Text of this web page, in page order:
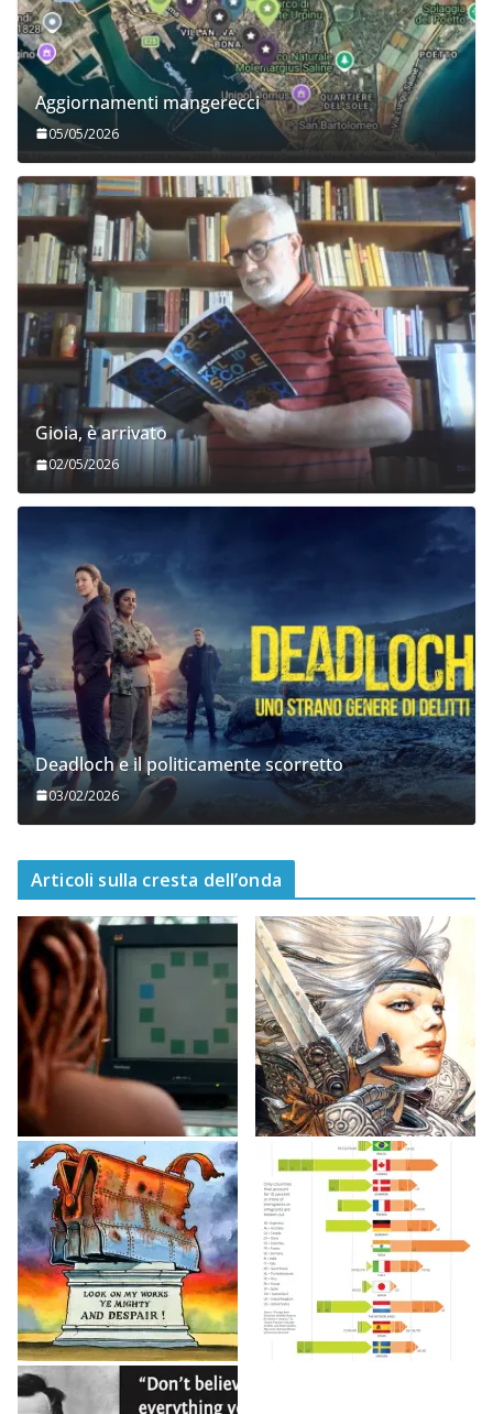
Aggiornamenti mangerecci
05/05/2026
Gioia, è arrivato
02/05/2026
Deadloch e il politicamente scorretto
03/02/2026
Articoli sulla cresta dell’onda